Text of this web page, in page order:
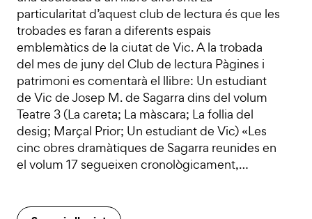
particularitat d’aquest club de lectura és que les
trobades es faran a diferents espais
emblemàtics de la ciutat de Vic. A la trobada
del mes de juny del Club de lectura Pàgines i
patrimoni es comentarà el llibre: Un estudiant
de Vic de Josep M. de Sagarra dins del volum
Teatre 3 (La careta; La màscara; La follia del
desig; Marçal Prior; Un estudiant de Vic) «Les
cinc obres dramàtiques de Sagarra reunides en
el volum 17 segueixen cronològicament,…